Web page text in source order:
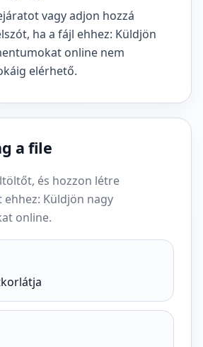
vagy adjon hozzá
ha a fájl ehhez: Küldjön
online nem
elérhető.
a file
és hozzon létre
Küldjön nagy
online.